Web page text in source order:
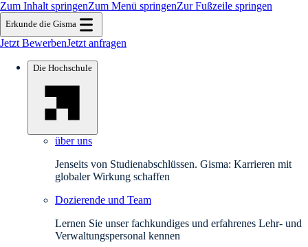
Zum Inhalt springenZum Menü springenZur Fußzeile springen
Erkunde die Gisma
Jetzt BewerbenJetzt anfragen
Die Hochschule
über uns
Jenseits von Studienabschlüssen. Gisma: Karrieren mit
globaler Wirkung schaffen
Dozierende und Team
Lernen Sie unser fachkundiges und erfahrenes Lehr- und
Verwaltungspersonal kennen